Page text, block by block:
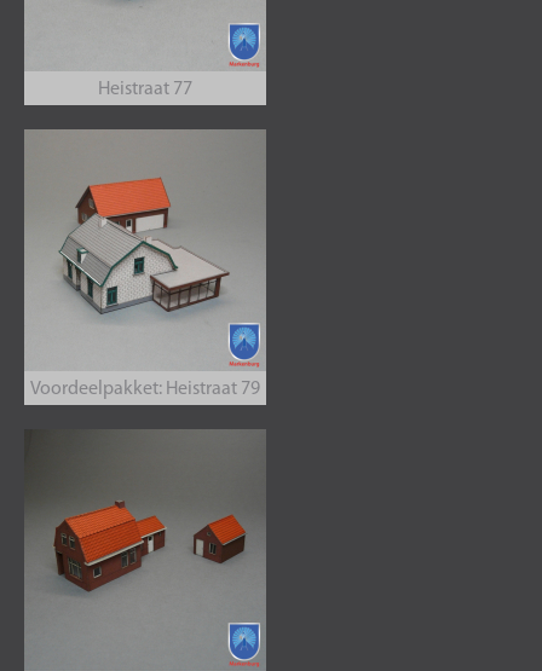
Heistraat 77
Voordeelpakket: Heistraat 79